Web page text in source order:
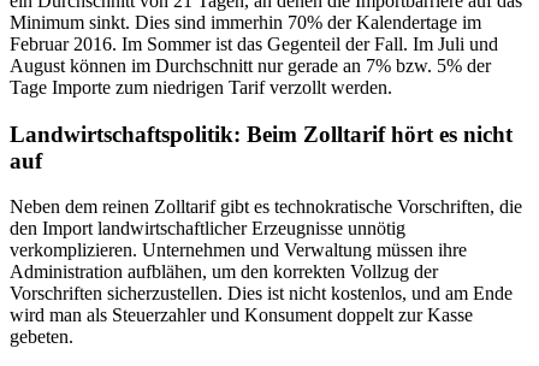
Minimum sinkt. Dies sind immerhin 70% der Kalendertage im
Februar 2016. Im Sommer ist das Gegenteil der Fall. Im Juli und
August können im Durchschnitt nur gerade an 7% bzw. 5% der
Tage Importe zum niedrigen Tarif verzollt werden.
Landwirtschaftspolitik: Beim Zolltarif hört es nicht
auf
Neben dem reinen Zolltarif gibt es technokratische Vorschriften, die
den Import landwirtschaftlicher Erzeugnisse unnötig
verkomplizieren. Unternehmen und Verwaltung müssen ihre
Administration aufblähen, um den korrekten Vollzug der
Vorschriften sicherzustellen. Dies ist nicht kostenlos, und am Ende
wird man als Steuerzahler und Konsument doppelt zur Kasse
gebeten.